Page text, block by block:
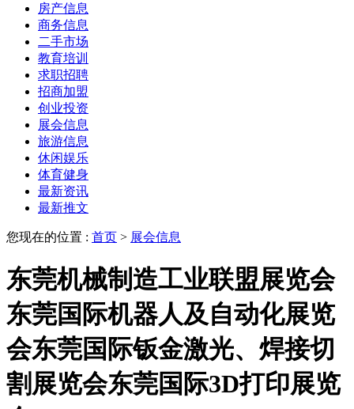
房产信息
商务信息
二手市场
教育培训
求职招聘
招商加盟
创业投资
展会信息
旅游信息
休闲娱乐
体育健身
最新资讯
最新推文
您现在的位置 : 首页 > 展会信息
东莞机械制造工业联盟展览会
东莞国际机器人及自动化展览
会东莞国际钣金激光、焊接切
割展览会东莞国际3D打印展览